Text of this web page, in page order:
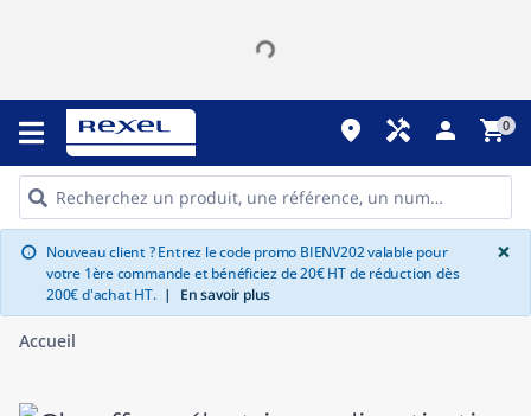
place handyman person shopping_cart0
info Nouveau client ? Entrez le code promo BIENV202 valable pour
votre 1ère commande et bénéficiez de 20€ HT de réduction dès
200€ d'achat HT. | En savoir plus
×
Accueil